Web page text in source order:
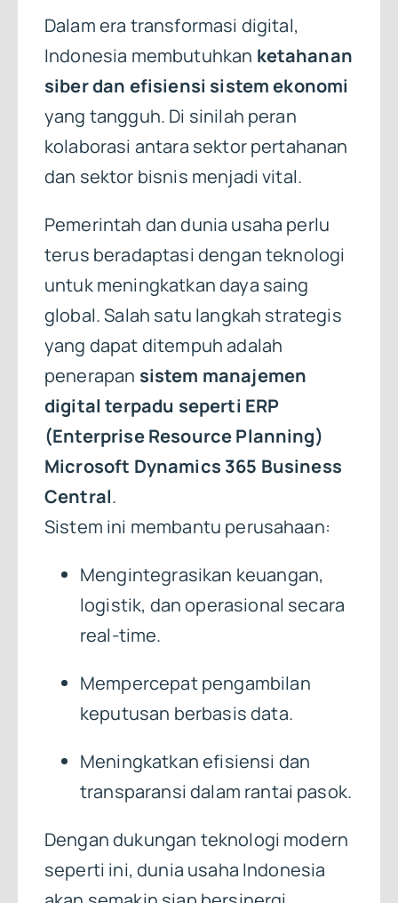
Dalam era transformasi digital,
Indonesia membutuhkan ketahanan
siber dan efisiensi sistem ekonomi
yang tangguh. Di sinilah peran
kolaborasi antara sektor pertahanan
dan sektor bisnis menjadi vital.
Pemerintah dan dunia usaha perlu
terus beradaptasi dengan teknologi
untuk meningkatkan daya saing
global. Salah satu langkah strategis
yang dapat ditempuh adalah
penerapan sistem manajemen
digital terpadu seperti ERP
(Enterprise Resource Planning)
Microsoft Dynamics 365 Business
Central.
Sistem ini membantu perusahaan:
Mengintegrasikan keuangan,
logistik, dan operasional secara
real-time.
Mempercepat pengambilan
keputusan berbasis data.
Meningkatkan efisiensi dan
transparansi dalam rantai pasok.
Dengan dukungan teknologi modern
seperti ini, dunia usaha Indonesia